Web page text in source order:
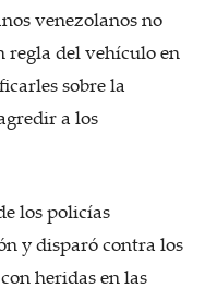
venezolanos no
regla del vehículo en
sobre la
a los
los policías
y disparó contra los
heridas en las